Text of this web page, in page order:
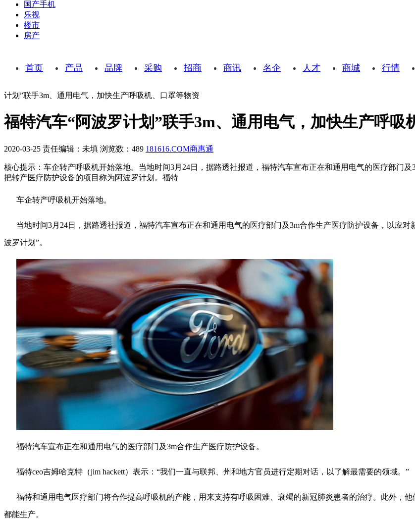
国产手机
乐视
楼市
房产
首页 产品 品牌 采购 招商 商讯 名企 人才 商城 行情
计划”联手3m、通用电气，加快生产呼吸机、口罩等物资
福特汽车“阿波罗计划”联手3m、通用电气，加快生产呼吸
2020-03-25 责任编辑：未填 浏览数：489 181616.COM商惠通
核心提示：车企转产呼吸机开始落地。当地时间3月24日，据路透社报道，福特汽车宣布正在和通用电气的医疗部门
把转产医疗防护设备的项目称为阿波罗计划。福特
车企转产呼吸机开始落地。
当地时间3月24日，据路透社报道，福特汽车宣布正在和通用电气的医疗部门及3m合作生产医疗防护设备，以应
波罗计划”。
福特汽车宣布正在和通用电气的医疗部门及3m合作生产医疗防护设备。
福特ceo吉姆哈克特（jim hackett）表示：“我们一直与联邦、州和地方官员进行定期对话，以了解最需要的领域。”
福特和通用电气医疗部门将合作提高呼吸机的产能，用来支持有呼吸困难、衰竭的新冠肺炎患者的治疗。此外，
都能生产。